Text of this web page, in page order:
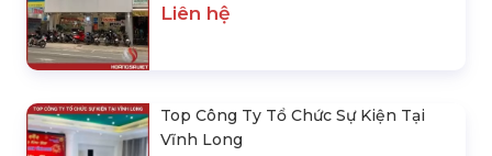
Liên hệ
Top Công Ty Tổ Chức Sự Kiện Tại
Vĩnh Long